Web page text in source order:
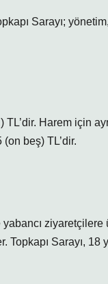
Sarayı;
Harem için
beş) TL’dir.
ziyaretçilere
Sarayı, 18